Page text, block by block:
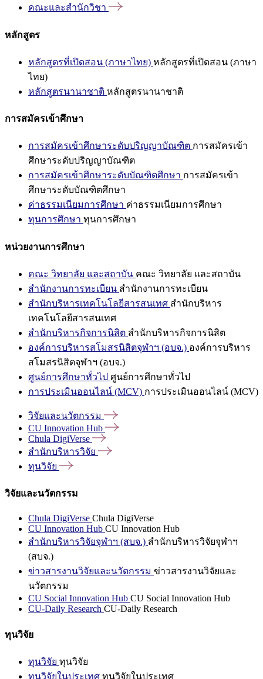
คณะและสำนักวิชา
หลักสูตร
หลักสูตรที่เปิดสอน (ภาษาไทย) หลักสูตรที่เปิดสอน (ภาษา
ไทย)
หลักสูตรนานาชาติ หลักสูตรนานาชาติ
การสมัครเข้าศึกษา
การสมัครเข้าศึกษาระดับปริญญาบัณฑิต การสมัครเข้า
ศึกษาระดับปริญญาบัณฑิต
การสมัครเข้าศึกษาระดับบัณฑิตศึกษา การสมัครเข้า
ศึกษาระดับบัณฑิตศึกษา
ค่าธรรมเนียมการศึกษา ค่าธรรมเนียมการศึกษา
ทุนการศึกษา ทุนการศึกษา
หน่วยงานการศึกษา
คณะ วิทยาลัย และสถาบัน คณะ วิทยาลัย และสถาบัน
สำนักงานการทะเบียน สำนักงานการทะเบียน
สำนักบริหารเทคโนโลยีสารสนเทศ สำนักบริหาร
เทคโนโลยีสารสนเทศ
สำนักบริหารกิจการนิสิต สำนักบริหารกิจการนิสิต
องค์การบริหารสโมสรนิสิตจุฬาฯ (อบจ.) องค์การบริหาร
สโมสรนิสิตจุฬาฯ (อบจ.)
ศูนย์การศึกษาทั่วไป ศูนย์การศึกษาทั่วไป
การประเมินออนไลน์ (MCV) การประเมินออนไลน์ (MCV)
วิจัยและนวัตกรรม
CU Innovation Hub
Chula DigiVerse
สำนักบริหารวิจัย
ทุนวิจัย
วิจัยและนวัตกรรม
Chula DigiVerse Chula DigiVerse
CU Innovation Hub CU Innovation Hub
สำนักบริหารวิจัยจุฬาฯ (สบจ.) สำนักบริหารวิจัยจุฬาฯ
(สบจ.)
ข่าวสารงานวิจัยและนวัตกรรม ข่าวสารงานวิจัยและ
นวัตกรรม
CU Social Innovation Hub CU Social Innovation Hub
CU-Daily Research CU-Daily Research
ทุนวิจัย
ทุนวิจัย ทุนวิจัย
ทุนวิจัยในประเทศ ทุนวิจัยในประเทศ